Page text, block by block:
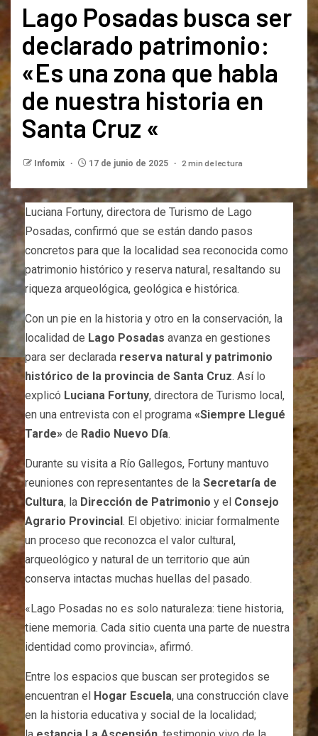
Lago Posadas busca ser
declarado patrimonio:
«Es una zona que habla
de nuestra historia en
Santa Cruz «
Infomix 17 de junio de 2025 2 min de lectura
Luciana Fortuny, directora de Turismo de Lago
Posadas, confirmó que se están dando pasos
concretos para que la localidad sea reconocida como
patrimonio histórico y reserva natural, resaltando su
riqueza arqueológica, geológica e histórica.
Con un pie en la historia y otro en la conservación, la
localidad de Lago Posadas avanza en gestiones
para ser declarada reserva natural y patrimonio
histórico de la provincia de Santa Cruz. Así lo
explicó Luciana Fortuny, directora de Turismo local,
en una entrevista con el programa «Siempre Llegué
Tarde» de Radio Nuevo Día.
Durante su visita a Río Gallegos, Fortuny mantuvo
reuniones con representantes de la Secretaría de
Cultura, la Dirección de Patrimonio y el Consejo
Agrario Provincial. El objetivo: iniciar formalmente
un proceso que reconozca el valor cultural,
arqueológico y natural de un territorio que aún
conserva intactas muchas huellas del pasado.
«Lago Posadas no es solo naturaleza: tiene historia,
tiene memoria. Cada sitio cuenta una parte de nuestra
identidad como provincia», afirmó.
Entre los espacios que buscan ser protegidos se
encuentran el Hogar Escuela, una construcción clave
en la historia educativa y social de la localidad;